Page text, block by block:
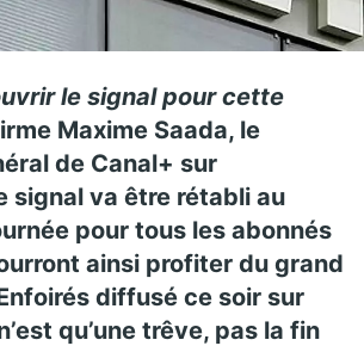
le signal pour cette
Maxime Saada, le
de Canal+ sur
signal va être rétabli au
pour tous les abonnés
ainsi profiter du grand
diffusé ce soir sur
qu’une trêve, pas la fin